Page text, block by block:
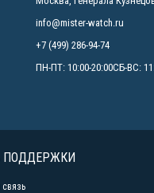
info@mister-watch.ru
+7 (499) 286-94-74
ПН-ПТ: 10:00-20:00СБ-ВС:
ПОДДЕРЖКИ